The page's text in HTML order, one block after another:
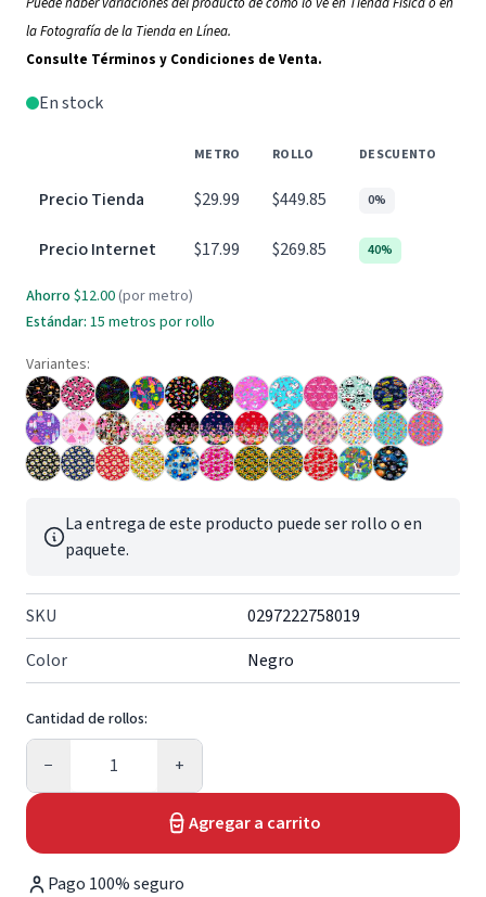
la Fotografía de la Tienda en Línea.
Consulte Términos y Condiciones de Venta.
En stock
METRO ROLLO DESCUENTO
Precio Tienda $29.99 $449.85 0%
Precio Internet $17.99 $269.85 40%
Ahorro $12.00 (por metro)
Estándar: 15 metros por rollo
Variantes:
La entrega de este producto puede ser rollo o en
paquete.
SKU
0297222758019
Color
Negro
Cantidad de rollos:
−
Cantidad
+
Agregar a carrito
Pago 100% seguro